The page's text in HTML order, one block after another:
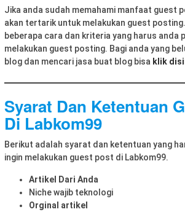
Jika anda sudah memahami manfaat guest
akan tertarik untuk melakukan guest
beberapa cara dan kriteria yang harus anda
melakukan guest posting. Bagi anda yang
blog dan mencari jasa buat blog bisa klik
Syarat Dan Ketentuan
Di Labkom99
Berikut adalah syarat dan ketentuan yang
ingin melakukan guest post di Labkom99.
Artikel Dari Anda
Niche wajib teknologi
Orginal artikel